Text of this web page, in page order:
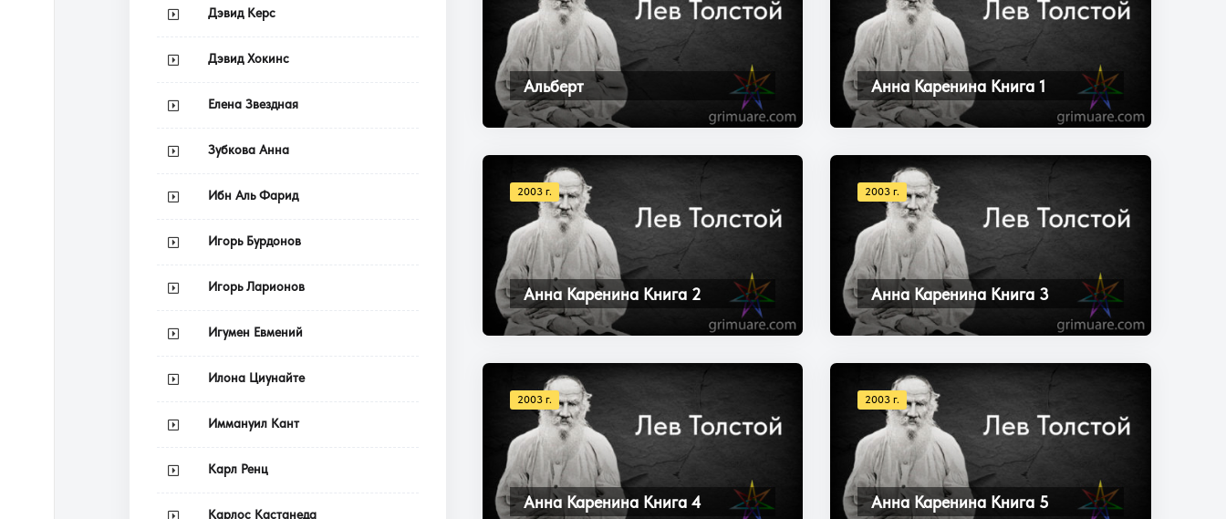
Альберт Анна Каренина Книга 1
2003 г.
Анна Каренина Книга 2
2003 г.
Анна Каренина Книга 3
2003 г.
Анна Каренина Книга 4
2003 г.
Анна Каренина Книга 5
Дэвид Керс
Дэвид Хокинс
Елена Звездная
Зубкова Анна
Ибн Аль Фарид
Игорь Бурдонов
Игорь Ларионов
Игумен Евмений
Илона Циунайте
Иммануил Кант
Карл Ренц
Карлос Кастанеда